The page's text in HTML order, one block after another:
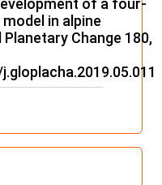
in alpine
Change 180,